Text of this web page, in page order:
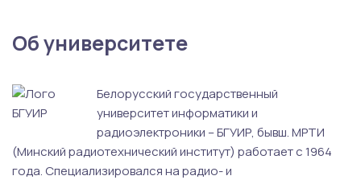
Об университете
Белорусский государственный
университет информатики и
радиоэлектроники – БГУИР, бывш. МРТИ
(Минский радиотехнический институт) работает с 1964
года. Специализировался на радио- и